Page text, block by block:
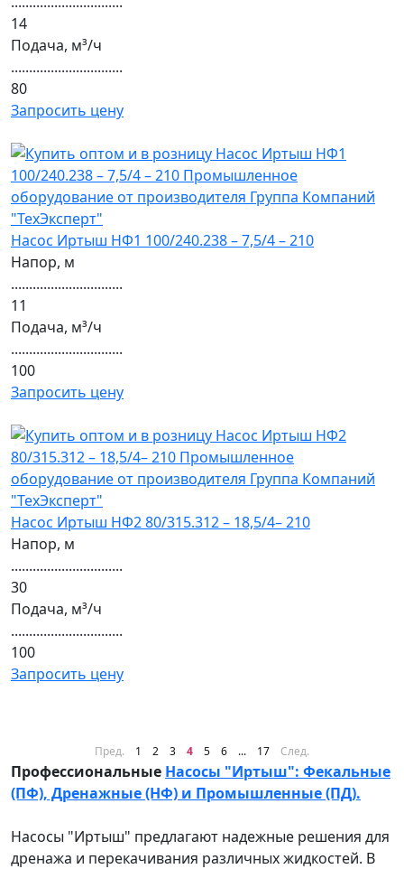
14
Подача, м³/ч
...............................
80
Запросить цену
Насос Иртыш НФ1 100/240.238 – 7,5/4 – 210
Напор, м
...............................
11
Подача, м³/ч
...............................
100
Запросить цену
Насос Иртыш НФ2 80/315.312 – 18,5/4– 210
Напор, м
...............................
30
Подача, м³/ч
...............................
100
Запросить цену
Пред. 1 2 3 4 5 6 ... 17 След.
Профессиональные Насосы "Иртыш": Фекальные
(ПФ), Дренажные (НФ) и Промышленные (ПД).
Насосы "Иртыш" предлагают надежные решения для
дренажа и перекачивания различных жидкостей. В